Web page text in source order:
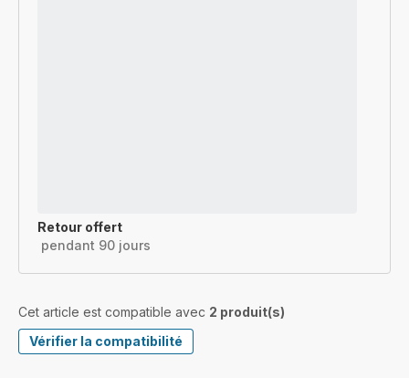
Retour offert
pendant 90 jours
Cet article est compatible avec 2 produit(s)
Vérifier la compatibilité